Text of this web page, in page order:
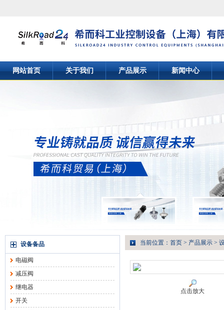
网站首页 关于我们 产品展示 新闻中心
设备备品
电磁阀
减压阀
继电器
开关
当前位置： 首页 > 产品展示 >
点击放大